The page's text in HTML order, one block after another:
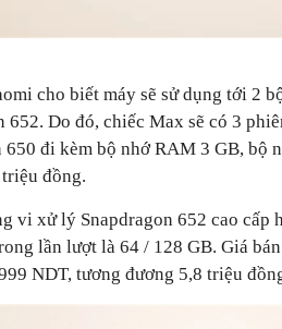
cho biết máy sẽ sử dụng tới 2
652. Do đó, chiếc Max sẽ có 3
650 đi kèm bộ nhớ RAM 3 GB, bộ
đồng.
vi xử lý Snapdragon 652 cao cấp
lần lượt là 64 / 128 GB. Giá
NDT, tương đương 5,8 triệu